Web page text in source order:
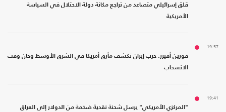
قلق إسرائيلي متصاعد من تراجع مكانة دولة الاحتلال في السياسة
الأمريكية
19:57
فورين أفيرز: حرب إيران تكشف مأزق أمريكا في الشرق الأوسط وحان وقت
الانسحاب
19:41
"المركزي الأمريكي" يرسل شحنة نقدية ضخمة من الدولار إلى العراق